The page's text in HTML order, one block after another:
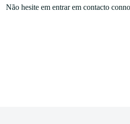
Não hesite em entrar em contacto